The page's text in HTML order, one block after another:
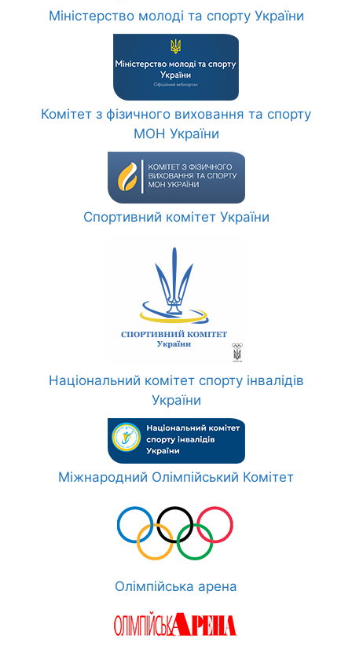
Міністерство молоді та спорту України
Комітет з фізичного виховання та спорту
МОН України
Спортивний комітет України
Національний комітет спорту інвалідів
України
Міжнародний Олімпійський Комітет
Олімпійська арена